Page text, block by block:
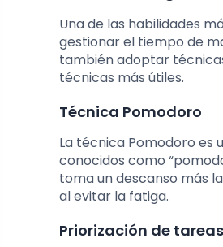
Una de las habilidades
gestionar el tiempo de
también adoptar
técnicas más útiles.
Técnica Pomodoro
La técnica Pomodoro es
conocidos como
toma un descanso más
al evitar la fatiga.
Priorización de tareas